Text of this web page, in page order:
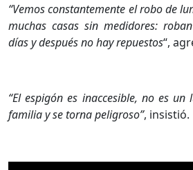
“Vemos constantemente el robo de
muchas casas sin medidores:
días y después no hay repuestos“,
“El espigón es inaccesible, no es
familia y se torna peligroso”, insistió.